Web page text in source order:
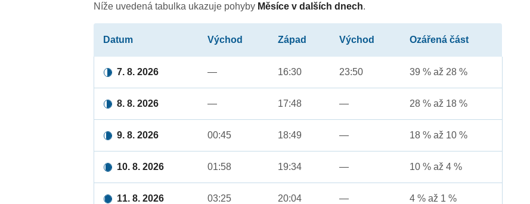
Níže uvedená tabulka ukazuje pohyby Měsíce v dalších dnech.
Datum Východ Západ Východ Ozářená část
7. 8. 2026 — 16:30 23:50 39 % až 28 %
8. 8. 2026 — 17:48 — 28 % až 18 %
9. 8. 2026 00:45 18:49 — 18 % až 10 %
10. 8. 2026 01:58 19:34 — 10 % až 4 %
11. 8. 2026 03:25 20:04 — 4 % až 1 %